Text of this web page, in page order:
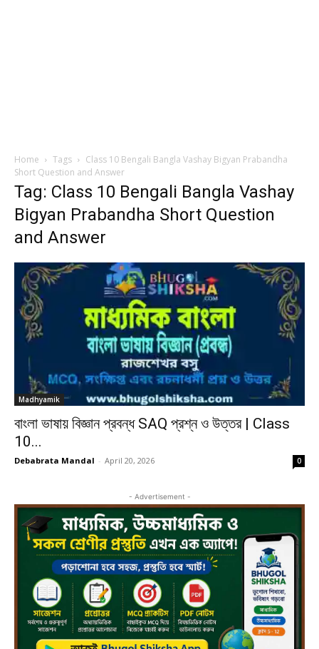
Home Tags
Class 10 Bengali Bangla Vashay Bigyan Prabandha
Short Question and Answer
Tag: Class 10 Bengali Bangla Vashay
Bigyan Prabandha Short Question
and Answer
Madhyamik
বাংলা ভাষায় বিজ্ঞান প্রবন্ধ SAQ প্রশ্ন ও উত্তর | Class
10...
Debabrata Mandal - April 20, 2026 0
- Advertisement -